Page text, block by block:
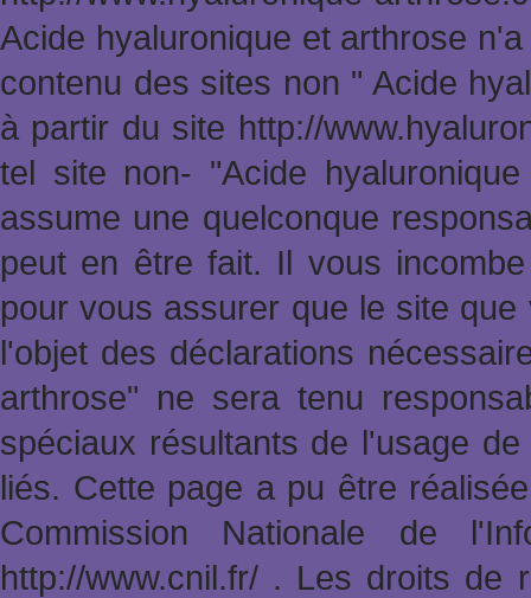
Acide hyaluronique et arthrose
contenu des sites non " Acide
à partir du site http://
tel site non- "Acide
assume une quelconque
peut en être fait. Il vous
pour vous assurer que le site
l'objet des déclarations
arthrose" ne sera tenu
spéciaux résultants de l'usage
liés. Cette page a pu être
Commission Nationale de
http://www.cnil.fr/ . Les droits de